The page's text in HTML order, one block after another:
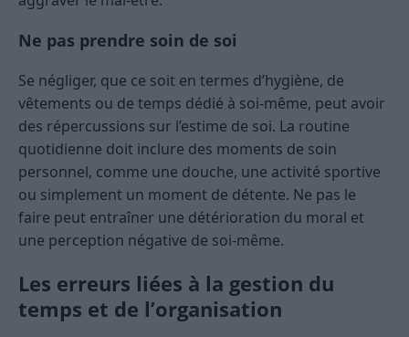
Ne pas prendre soin de soi
Se négliger, que ce soit en termes d’hygiène, de
vêtements ou de temps dédié à soi-même, peut avoir
des répercussions sur l’estime de soi. La routine
quotidienne doit inclure des moments de soin
personnel, comme une douche, une activité sportive
ou simplement un moment de détente. Ne pas le
faire peut entraîner une détérioration du moral et
une perception négative de soi-même.
Les erreurs liées à la gestion du
temps et de l’organisation